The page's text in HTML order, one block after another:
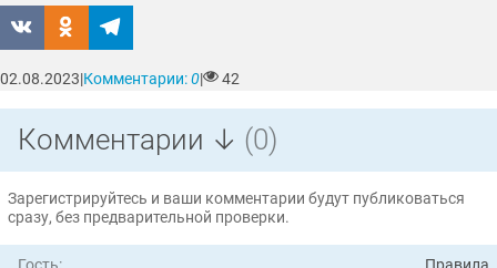
02.08.2023|Комментарии:0| 42
Комментарии ↓ (0)
Зарегистрируйтесь и ваши комментарии будут публиковаться
сразу, без предварительной проверки.